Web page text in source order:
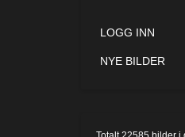
LOGG INN
NYE BILDER